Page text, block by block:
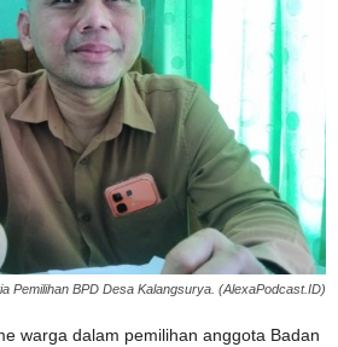
Pemilihan BPD Desa Kalangsurya. (AlexaPodcast.ID)
warga dalam pemilihan anggota Badan